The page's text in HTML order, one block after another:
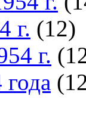
г. (12)
г.